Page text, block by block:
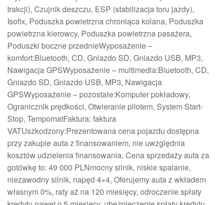
trakcji), Czujnik deszczu, ESP (stabilizacja toru jazdy),
Isofix, Poduszka powietrzna chroniąca kolana, Poduszka
powietrzna kierowcy, Poduszka powietrzna pasażera,
Poduszki boczne przednieWyposażenie –
komfort:Bluetooth, CD, Gniazdo SD, Gniazdo USB, MP3,
Nawigacja GPSWyposażenie – multimedia:Bluetooth, CD,
Gniazdo SD, Gniazdo USB, MP3, Nawigacja
GPSWyposażenie – pozostałe:Komputer pokładowy,
Ogranicznik prędkości, Otwieranie pilotem, System Start-
Stop, TempomatFaktura: faktura
VATUszkodzony:Prezentowana cena pojazdu dostępna
przy zakupie auta z finansowaniem, nie uwzględnia
kosztów udzielenia finansowania. Cena sprzedaży auta za
gotówkę to: 49 000 PLNmocny silnik, niskie spalanie,
niezawodny silnik, napęd 4×4, Oferujemy auta z wkładem
własnym 0%, raty aż na 120 miesięcy, odroczenie spłaty